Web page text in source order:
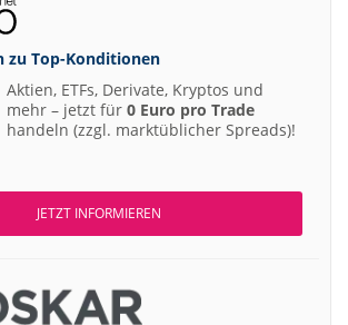
zu Top-Konditionen
Aktien, ETFs, Derivate, Kryptos und
mehr – jetzt für 0 Euro pro Trade
handeln (zzgl. marktüblicher Spreads)!
JETZT INFORMIEREN